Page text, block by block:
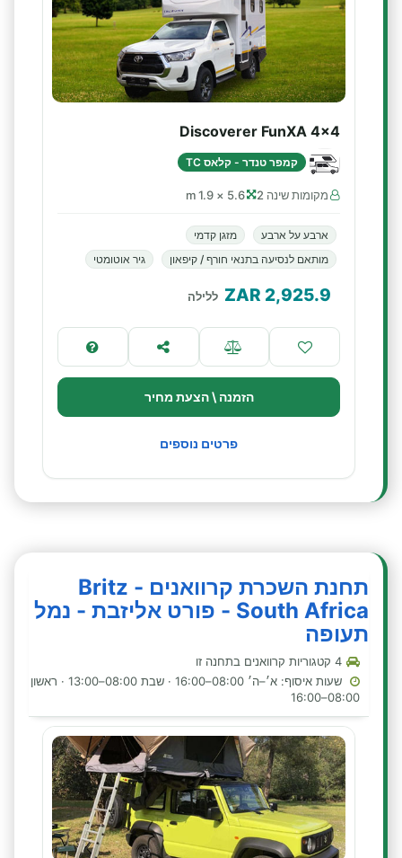
Discoverer FunXA 4x4
קמפר טנדר - קלאס TC
מקומות שינה 2 5.6 × 1.9 m
ארבע על ארבע
מזגן קדמי
מותאם לנסיעה בתנאי חורף / קיפאון
גיר אוטומטי
2,925.9
ZAR ללילה
הזמנה \ הצעת מחיר
פרטים נוספים
תחנת השכרת קרוואנים - Britz
South Africa - פורט אליזבת - נמל
תעופה
שעות איסוף: א׳–ה׳ 08:00–16:00 · שבת 08:00–13:00 · ראשון
08:00–16:00